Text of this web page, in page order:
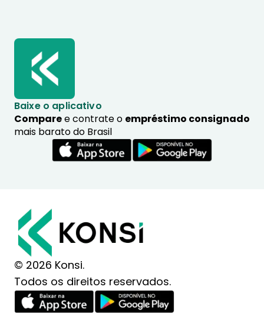
Baixe o aplicativo
Comparee contrate o empréstimo consignado
mais barato do Brasil
© 2026 Konsi.
Todos os direitos reservados.